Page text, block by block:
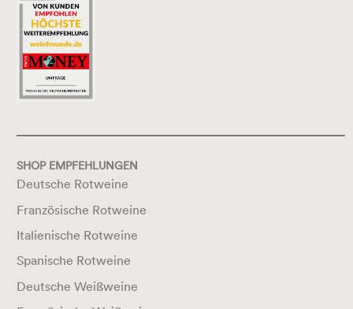
SHOP EMPFEHLUNGEN
Deutsche Rotweine
Französische Rotweine
Italienische Rotweine
Spanische Rotweine
Deutsche Weißweine